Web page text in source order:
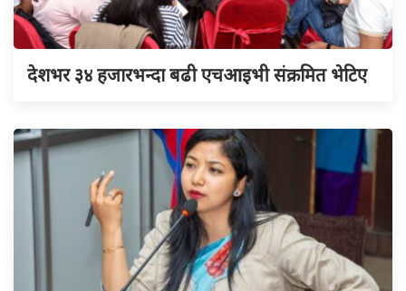
देशभर ३४ हजारभन्दा बढी एचआइभी संक्रमित भेटिए